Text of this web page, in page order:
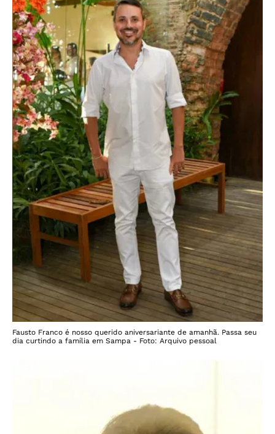
Fausto Franco é nosso querido aniversariante de amanhã. Passa seu
dia curtindo a família em Sampa - Foto: Arquivo pessoal